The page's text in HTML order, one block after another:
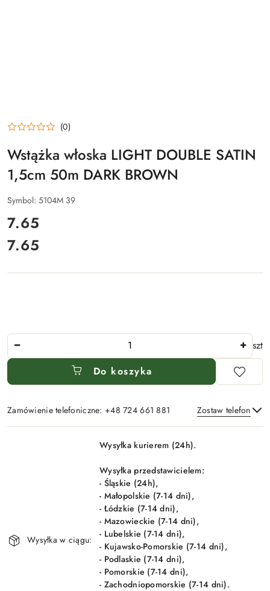
(0)
Wstążka włoska LIGHT DOUBLE SATIN
1,5cm 50m DARK BROWN
Symbol: 5104M 39
cena:
7.65
Cena:
7.65
Ilość
szt
Do koszyka
Zamówienie telefoniczne: +48 724 661 881 Zostaw telefon
Wyślij
Dostępność
Wysyłka w ciągu:
Wysyłka kurierem (24h).
Wysyłka przedstawicielem:
- Śląskie (24h),
- Małopolskie (7-14 dni),
- Łódzkie (7-14 dni),
- Mazowieckie (7-14 dni),
- Lubelskie (7-14 dni),
- Kujawsko-Pomorskie (7-14 dni),
- Podlaskie (7-14 dni),
- Pomorskie (7-14 dni),
- Zachodniopomorskie (7-14 dni).